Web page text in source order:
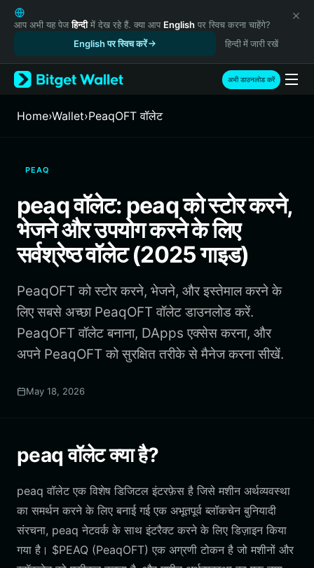
English
日本語
Русский
Español (Latinoamérica)
Türkçe
Italiano
繁體中文
Português (Portugal)
Bahasa Indonesia
ภาษาไทย
Português (Brasil)
Español (Argentina)
आप अभी यह पेजहिन्दीमें देख रहे हैं. क्या आप English पर स्विच करना चाहेंगे?
English पर स्विच करें
हिन्दी में जारी रखें
अभी डाउनलोड करें
Home›Wallet›PeaqOFT वॉलेट
PEAQ
peaq वॉलेट: peaq को स्टोर करने,
भेजने और उपयोग करने के लिए
सर्वश्रेष्ठ वॉलेट (2025 गाइड)
PeaqOFT को स्टोर करने, भेजने, और इस्तेमाल करने के
लिए सबसे अच्छा PeaqOFT वॉलेट डाउनलोड करें.
PeaqOFT वॉलेट बनाना, DApps एक्सेस करना, और
अपने PeaqOFT को सुरक्षित तरीके से मैनेज करना सीखें.
May 18, 2026
peaq वॉलेट क्या है?
peaq वॉलेट एक विशेष डिजिटल इंटरफ़ेस है जिसे मशीन अर्थव्यवस्था
का समर्थन करने के लिए बनाई गई एक अभूतपूर्व ब्लॉकचेन बुनियादी
संरचना, peaq नेटवर्क के साथ इंटरैक्ट करने के लिए डिज़ाइन किया
गया है। $PEAQ (PeaqOFT) एक अग्रणी टोकन है जो मशीनों और